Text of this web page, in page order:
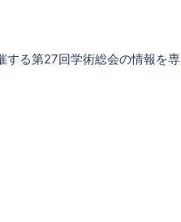
る第27回学術総会の情報を